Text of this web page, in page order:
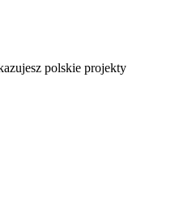
polskie projekty